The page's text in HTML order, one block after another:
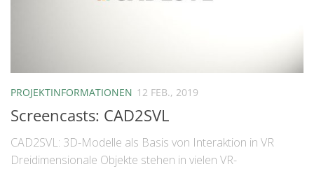
PROJEKTINFORMATIONEN 12 FEB., 2019
Screencasts: CAD2SVL
CAD2SVL: 3D-Modelle als Basis von Interaktion in VR
Dreidimensionale Objekte stehen in vielen VR-